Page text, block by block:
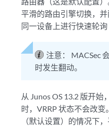
平滑的路由引擎切换，
同一设备上进行快速轮询
注意：
MACSec
时发生翻动。
从 Junos OS 13.2 版开
时，VRRP 状态不会改
（默认设置）的情况下